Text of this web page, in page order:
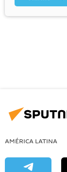
AMÉRICA LATINA